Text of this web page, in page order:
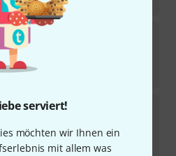
serviert!
möchten wir Ihnen ein
mit allem was
Set LS G
21
lieferbar
Set BRC